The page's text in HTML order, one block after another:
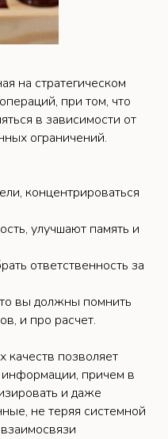
на стратегическом
при том, что
в зависимости от
ограничений.
концентрироваться
улучшают память и
ответственность за
вы должны помнить
и про расчет.
качеств позволяет
причем в
и даже
не теряя системной